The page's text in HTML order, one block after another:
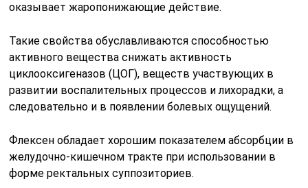
оказывает жаропонижающие действие.
Такие свойства обуславливаются способностью
активного вещества снижать активность
циклооксигеназов (ЦОГ), веществ участвующих в
развитии воспалительных процессов и лихорадки, а
следовательно и в появлении болевых ощущений.
Флексен обладает хорошим показателем абсорбции в
желудочно-кишечном тракте при использовании в
форме ректальных суппозиториев.